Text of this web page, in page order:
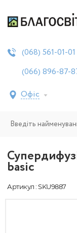
(068) 561-01-01
(066) 896-87-
Офіс
basic
Артикул : SKU9887